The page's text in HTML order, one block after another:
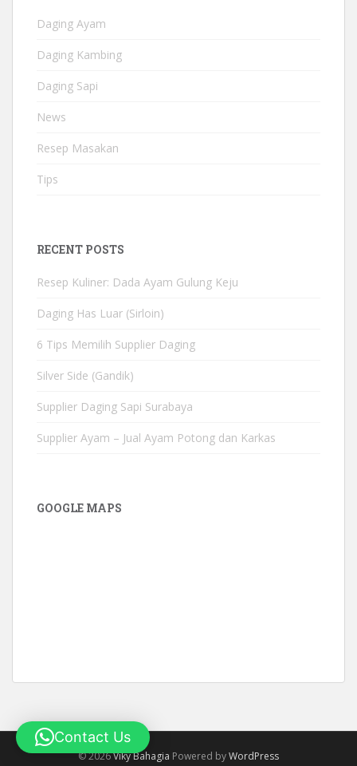
Daging Ayam
Daging Kambing
Daging Sapi
News
Resep Masakan
Tips
RECENT POSTS
Resep Kuliner: Dada Ayam Gulung Keju
Daging Has Luar (Sirloin)
6 Tips Memilih Supplier Daging
Silver Side (Gandik)
Supplier Daging Sapi Surabaya
Supplier Ayam – Jual Ayam Potong dan Karkas
GOOGLE MAPS
©2026Viky Bahagia Powered byWordPress
Contact Us